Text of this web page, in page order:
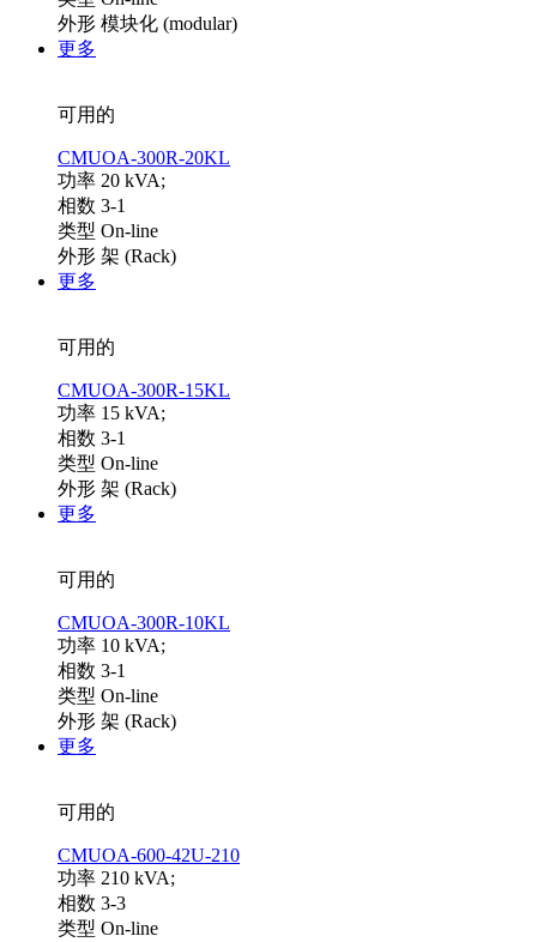
外形 模块化 (modular)
更多
可用的
CMUOA-300R-20KL
功率 20 kVA;
相数 3-1
类型 On-line
外形 架 (Rack)
更多
可用的
CMUOA-300R-15KL
功率 15 kVA;
相数 3-1
类型 On-line
外形 架 (Rack)
更多
可用的
CMUOA-300R-10KL
功率 10 kVA;
相数 3-1
类型 On-line
外形 架 (Rack)
更多
可用的
CMUOA-600-42U-210
功率 210 kVA;
相数 3-3
类型 On-line